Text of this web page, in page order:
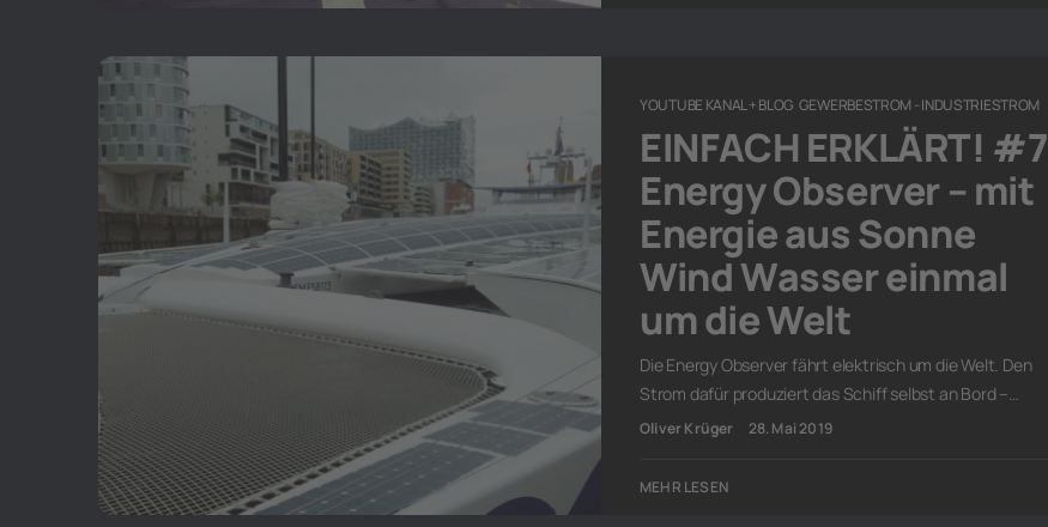
YOUTUBE KANAL + BLOG GEWERBESTROM - INDUSTRIESTROM
EINFACH ERKLÄRT! #7
Energy Observer – mit
Energie aus Sonne
Wind Wasser einmal
um die Welt
Die Energy Observer fährt elektrisch um die Welt. Den
Strom dafür produziert das Schiff selbst an Bord –…
Oliver Krüger 28. Mai 2019
MEHR LESEN